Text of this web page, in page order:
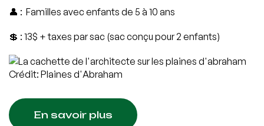
👤 : Familles avec enfants de 5 à 10 ans
💲 : 13$ + taxes par sac (sac conçu pour 2 enfants)
Crédit: Plaines d'Abraham
En savoir plus